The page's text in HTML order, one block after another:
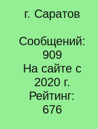
г. Саратов
Сообщений:
909
На сайте с
2020 г.
Рейтинг:
676